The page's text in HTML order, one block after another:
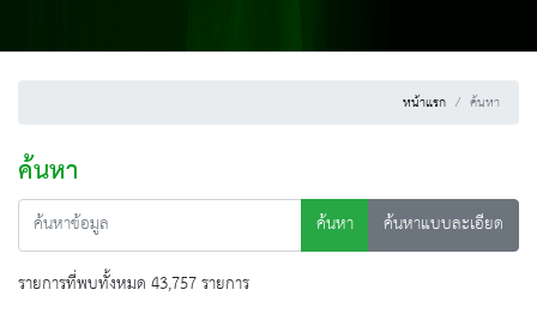
หน้าแรก ค้นหา
ค้นหา
ค้นหา
ค้นหาแบบละเอียด
รายการที่พบทั้งหมด 43,757 รายการ